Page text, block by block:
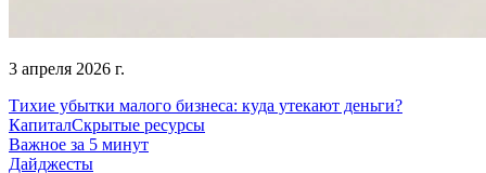
3 апреля 2026 г.
Тихие убытки малого бизнеса: куда утекают деньги?
КапиталСкрытые ресурсы
Важное за 5 минут
Дайджесты